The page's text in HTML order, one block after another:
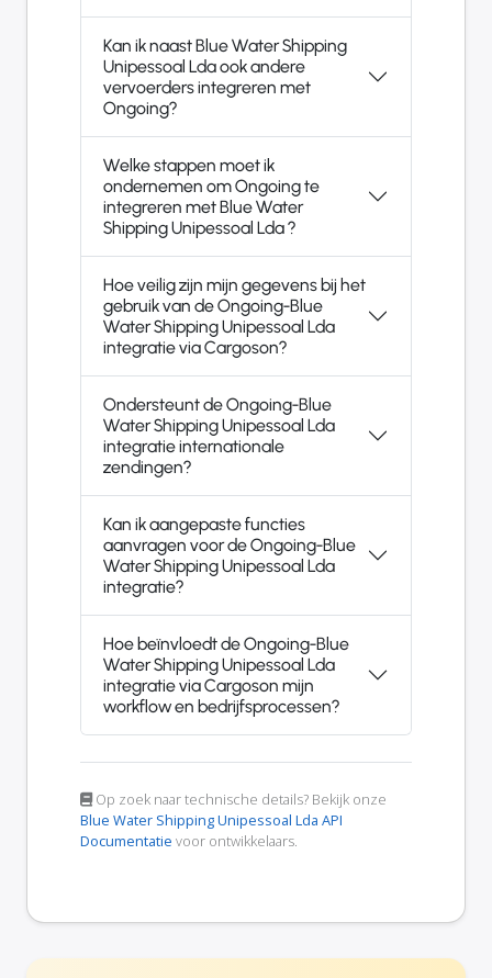
Kan ik naast Blue Water Shipping
Unipessoal Lda ook andere
vervoerders integreren met
Ongoing?
Welke stappen moet ik
ondernemen om Ongoing te
integreren met Blue Water
Shipping Unipessoal Lda ?
Hoe veilig zijn mijn gegevens bij het
gebruik van de Ongoing-Blue
Water Shipping Unipessoal Lda
integratie via Cargoson?
Ondersteunt de Ongoing-Blue
Water Shipping Unipessoal Lda
integratie internationale
zendingen?
Kan ik aangepaste functies
aanvragen voor de Ongoing-Blue
Water Shipping Unipessoal Lda
integratie?
Hoe beïnvloedt de Ongoing-Blue
Water Shipping Unipessoal Lda
integratie via Cargoson mijn
workflow en bedrijfsprocessen?
Op zoek naar technische details? Bekijk onze
Blue Water Shipping Unipessoal Lda API
Documentatie voor ontwikkelaars.